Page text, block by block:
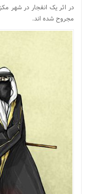
در اثر یک انفجار در شهر
مجروح شده اند.